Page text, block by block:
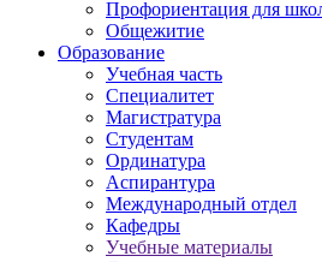
Профориентация для
Общежитие
Образование
Учебная часть
Специалитет
Магистратура
Студентам
Ординатура
Аспирантура
Международный отдел
Кафедры
Учебные материалы